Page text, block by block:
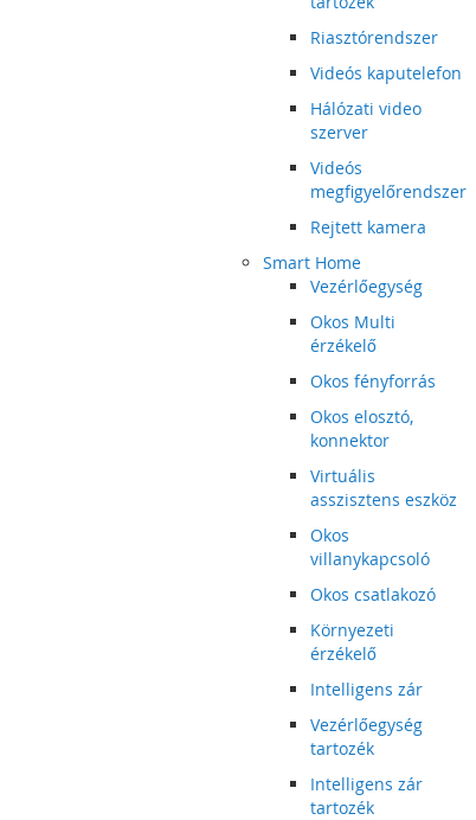
Riasztórendszer
Videós kaputelefon
Hálózati video
szerver
Videós
megfigyelőrendszer
Rejtett kamera
Smart Home
Vezérlőegység
Okos Multi
érzékelő
Okos fényforrás
Okos elosztó,
konnektor
Virtuális
asszisztens eszköz
Okos
villanykapcsoló
Okos csatlakozó
Környezeti
érzékelő
Intelligens zár
Vezérlőegység
tartozék
Intelligens zár
tartozék